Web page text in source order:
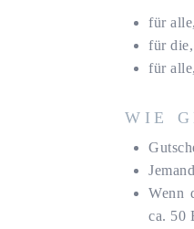
für
für
für
WIE
Wenn
ca. 50